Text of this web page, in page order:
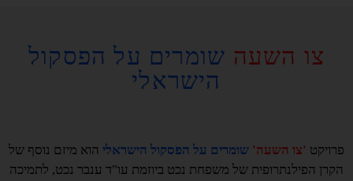
צו השעה שומרים על הפסקול
הישראלי
פרויקט 'צו השעה' שומרים על הפסקול הישראלי הוא מיזם נוסף של
הקרן הפילנתרופית של משפחת נכט ביוזמת עו"ד ענבר נכט, לתמיכה